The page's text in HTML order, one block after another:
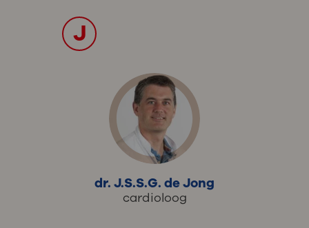
J
dr. J.S.S.G. de Jong
cardioloog